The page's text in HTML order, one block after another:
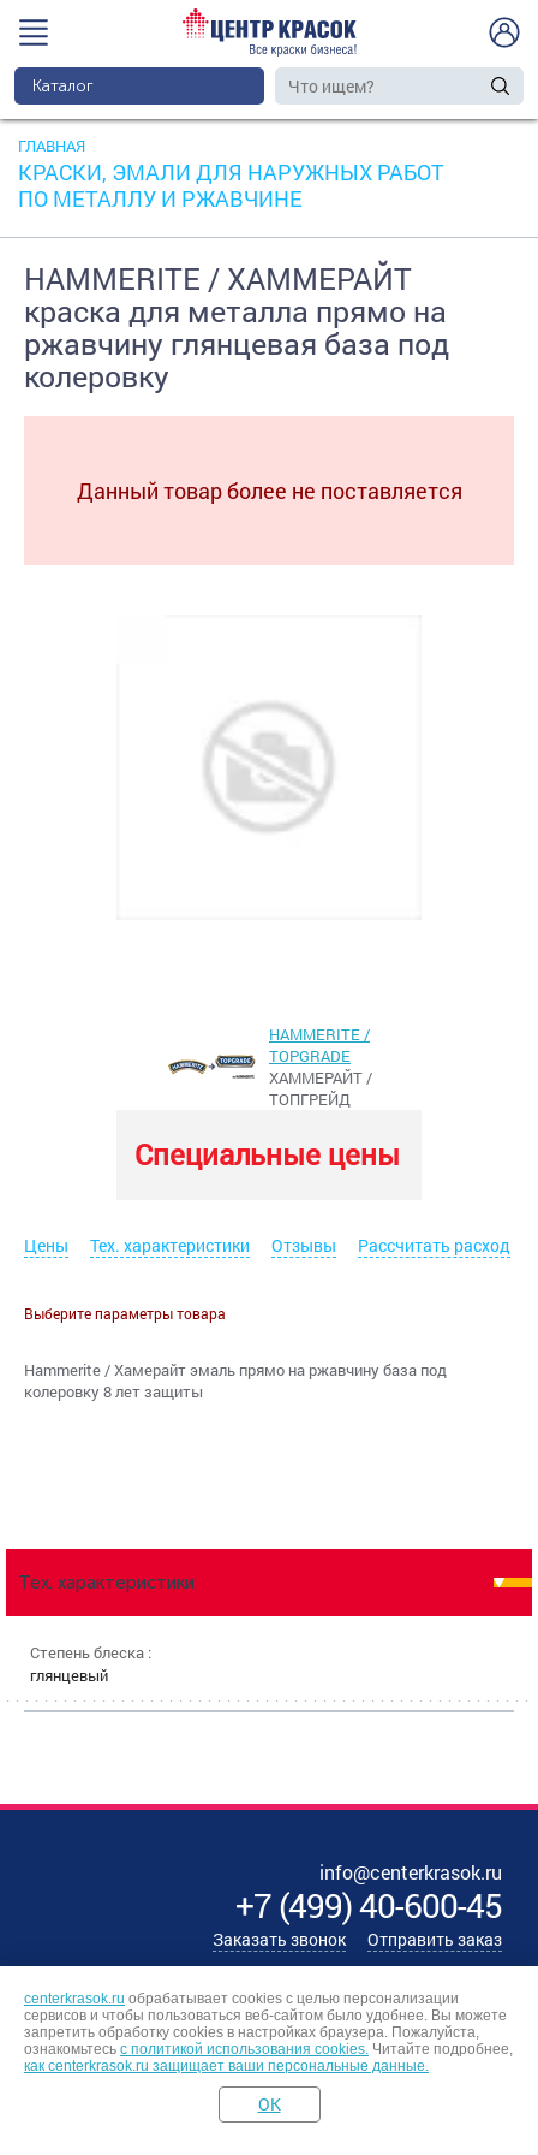
Каталог
ГЛАВНАЯ
КРАСКИ, ЭМАЛИ ДЛЯ НАРУЖНЫХ РАБОТ
ПО МЕТАЛЛУ И РЖАВЧИНЕ
HAMMERITE / ХАММЕРАЙТ
краска для металла прямо на
ржавчину глянцевая база под
колеровку
Данный товар более не поставляется
HAMMERITE /
TOPGRADE
ХАММЕРАЙТ /
ТОПГРЕЙД
Специальные цены
Цены Тех. характеристики Отзывы Рассчитать расход
Выберите параметры товара
Hammerite / Хамерайт эмаль прямо на ржавчину база под
колеровку 8 лет защиты
Тех. характеристики
Степень блеска :
глянцевый
info@centerkrasok.ru
+7(499)40-600-45
Заказать звонок Отправить заказ
centerkrasok.ru обрабатывает cookies с целью персонализации
сервисов и чтобы пользоваться веб-сайтом было удобнее. Вы можете
запретить обработку сookies в настройках браузера. Пожалуйста,
ознакомьтесь с политикой использования cookies. Читайте подробнее,
как centerkrasok.ru защищает ваши персональные данные.
OK